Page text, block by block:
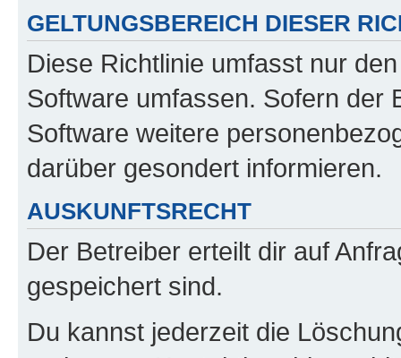
GELTUNGSBEREICH DIESER
Diese Richtlinie umfasst nur
Software umfassen. Sofern der
Software weitere
darüber gesondert informieren.
AUSKUNFTSRECHT
Der Betreiber erteilt dir auf
gespeichert sind.
Du kannst jederzeit die